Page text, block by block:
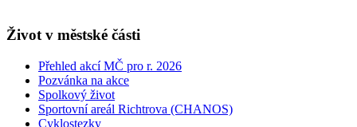
Život v městské části
Přehled akcí MČ pro r. 2026
Pozvánka na akce
Spolkový život
Sportovní areál Richtrova (CHANOS)
Cyklostezky